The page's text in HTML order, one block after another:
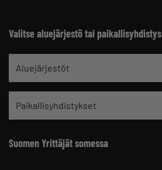
Valitse aluejärjestö tai paikallisyhdistys
Aluejärjestöt
Paikallisyhdistykset
Suomen Yrittäjät somessa